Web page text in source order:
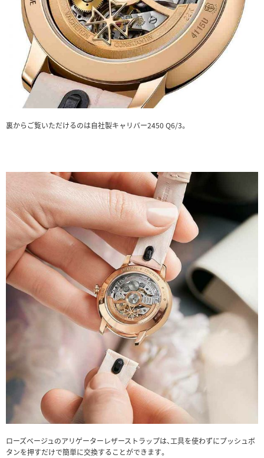
裏からご覧いただけるのは自社製キャリバー2450 Q6/3。
ローズベージュのアリゲーターレザーストラップは、工具を使わずにプッシュボ
タンを押すだけで簡単に交換することができます。